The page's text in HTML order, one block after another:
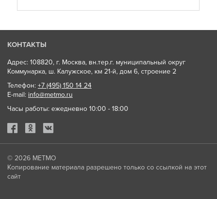
КОНТАКТЫ
Адрес: 108820, г. Москва, вн.тер.г. муниципальный округ
Коммунарка, ш. Калужское, км 21-й, дом 6, строение 2
Телефон: +7 (495) 150 14 24
E-mail: info@metmo.ru
Часы работы: ежедневно 10:00 - 18:00
© 2026 МЕТМО
Копирование материала разрешено только со ссылкой на этот
сайт